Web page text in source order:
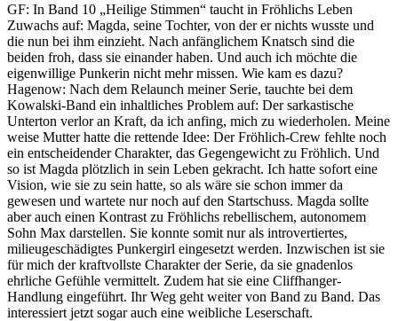
GF: In Band 10 „Heilige Stimmen“ taucht in Fröhlichs Leben
Zuwachs auf: Magda, seine Tochter, von der er nichts wusste und
die nun bei ihm einzieht. Nach anfänglichem Knatsch sind die
beiden froh, dass sie einander haben. Und auch ich möchte die
eigenwillige Punkerin nicht mehr missen. Wie kam es dazu?
Hagenow: Nach dem Relaunch meiner Serie, tauchte bei dem
Kowalski-Band ein inhaltliches Problem auf: Der sarkastische
Unterton verlor an Kraft, da ich anfing, mich zu wiederholen. Meine
weise Mutter hatte die rettende Idee: Der Fröhlich-Crew fehlte noch
ein entscheidender Charakter, das Gegengewicht zu Fröhlich. Und
so ist Magda plötzlich in sein Leben gekracht. Ich hatte sofort eine
Vision, wie sie zu sein hatte, so als wäre sie schon immer da
gewesen und wartete nur noch auf den Startschuss. Magda sollte
aber auch einen Kontrast zu Fröhlichs rebellischem, autonomem
Sohn Max darstellen. Sie konnte somit nur als introvertiertes,
milieugeschädigtes Punkergirl eingesetzt werden. Inzwischen ist sie
für mich der kraftvollste Charakter der Serie, da sie gnadenlos
ehrliche Gefühle vermittelt. Zudem hat sie eine Cliffhanger-
Handlung eingeführt. Ihr Weg geht weiter von Band zu Band. Das
interessiert jetzt sogar auch eine weibliche Leserschaft.